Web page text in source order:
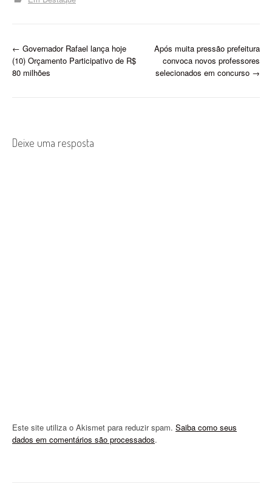
P
o
n
← Governador Rafael lança hoje
(10) Orçamento Participativo de R$
80 milhões
Após muita pressão prefeitura
convoca novos professores
selecionados em concurso →
Deixe uma resposta
Este site utiliza o Akismet para reduzir spam. Saiba como seus
dados em comentários são processados.